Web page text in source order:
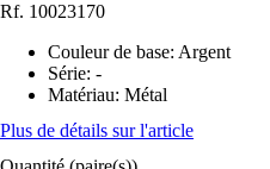
Rf. 10023170
Couleur de base: Argent
Série: -
Matériau: Métal
Plus de détails sur l'article